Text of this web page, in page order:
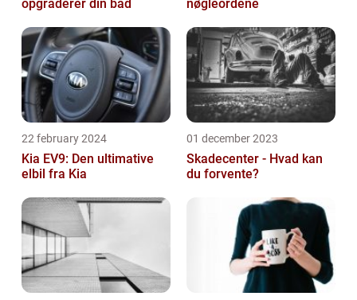
opgraderer din båd nøgleordene
22 february 2024
Kia EV9: Den ultimative
elbil fra Kia
01 december 2023
Skadecenter - Hvad kan
du forvente?